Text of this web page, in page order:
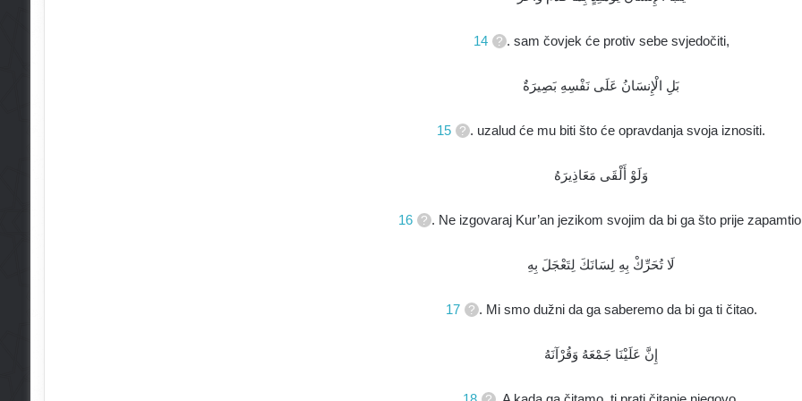
14 . sam čovjek će protiv sebe svjedočiti,
بَلِ الْإِنسَانُ عَلَى نَفْسِهِ بَصِيرَةٌ
15 . uzalud će mu biti što će opravdanja svoja iznositi.
وَلَوْ أَلْقَى مَعَاذِيرَهُ
16 . Ne izgovaraj Kur’an jezikom svojim da bi ga što prije
لَا تُحَرِّكْ بِهِ لِسَانَكَ لِتَعْجَلَ بِهِ
17 . Mi smo dužni da ga saberemo da bi ga ti čitao.
إِنَّ عَلَيْنَا جَمْعَهُ وَقُرْآنَهُ